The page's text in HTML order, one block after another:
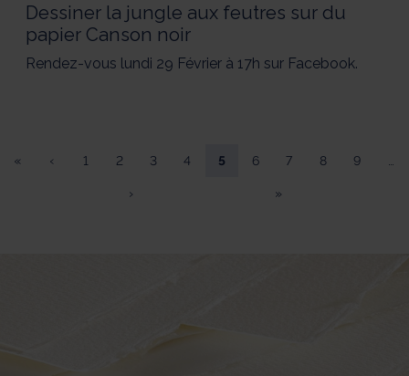
Dessiner la jungle aux feutres sur du
papier Canson noir
Rendez-vous lundi 29 Février à 17h sur Facebook.
« ‹ 1 2 3 4 5 6 7 8 9
› »